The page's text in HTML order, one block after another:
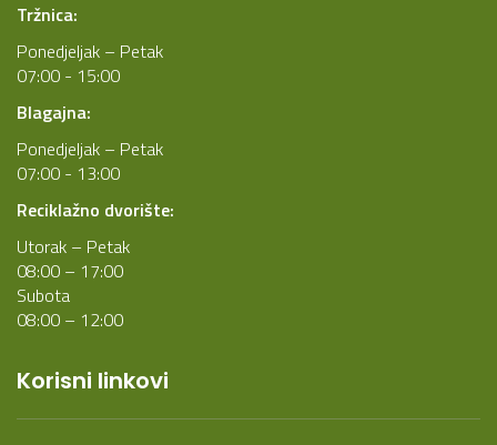
Tržnica:
Ponedjeljak – Petak
07:00 - 15:00
Blagajna:
Ponedjeljak – Petak
07:00 - 13:00
Reciklažno dvorište:
Utorak – Petak
08:00 – 17:00
Subota
08:00 – 12:00
Korisni linkovi